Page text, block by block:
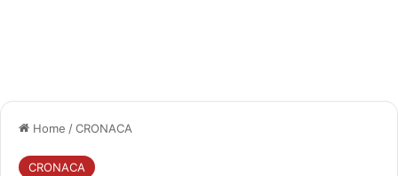
Home /CRONACA
CRONACA